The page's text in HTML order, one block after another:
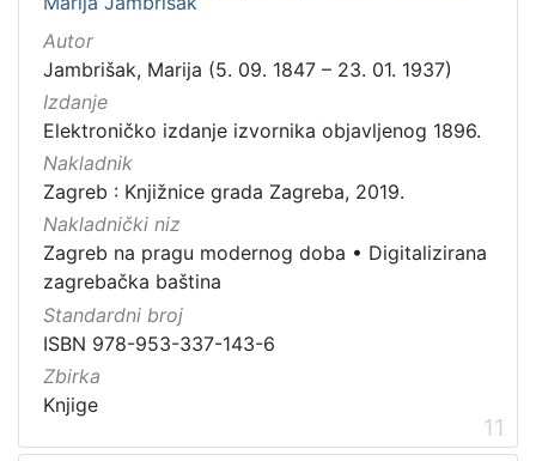
Autor
Jambrišak, Marija (5. 09. 1847 – 23. 01. 1937)
Izdanje
Elektroničko izdanje izvornika objavljenog 1896.
Nakladnik
Zagreb : Knjižnice grada Zagreba, 2019.
Nakladnički niz
Zagreb na pragu modernog doba • Digitalizirana
zagrebačka baština
Standardni broj
ISBN 978-953-337-143-6
Zbirka
Knjige
11